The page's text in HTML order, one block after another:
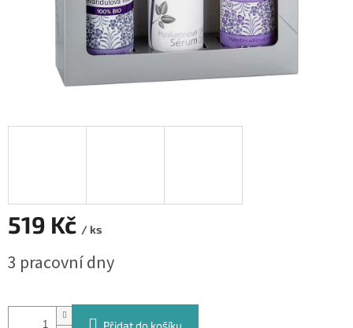
519 Kč / ks
cena:
3 pracovní dny